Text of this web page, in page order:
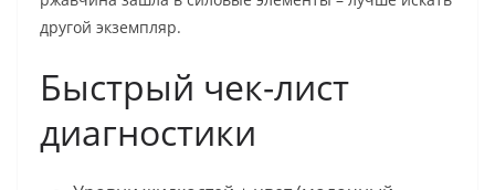
другой экземпляр.
Быстрый чек-лист
диагностики